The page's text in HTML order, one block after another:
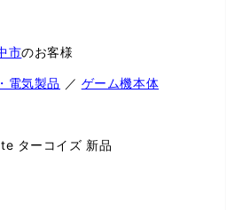
市のお客様
電気製品 ／ ゲーム機本体
ターコイズ 新品